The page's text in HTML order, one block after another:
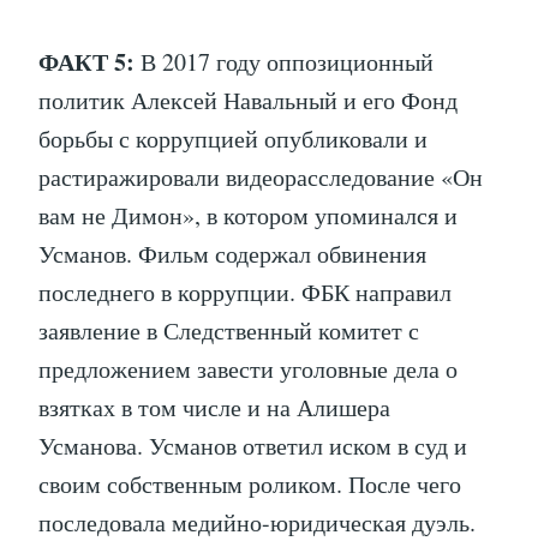
ФАКТ 5: В 2017 году оппозиционный
политик Алексей Навальный и его Фонд
борьбы с коррупцией опубликовали и
растиражировали видеорасследование «Он
вам не Димон», в котором упоминался и
Усманов. Фильм содержал обвинения
последнего в коррупции. ФБК направил
заявление в Следственный комитет с
предложением завести уголовные дела о
взятках в том числе и на Алишера
Усманова. Усманов ответил иском в суд и
своим собственным роликом. После чего
последовала медийно-юридическая дуэль.